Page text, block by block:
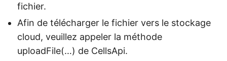
fichier.
Afin de télécharger le fichier vers le stockage
cloud, veuillez appeler la méthode
uploadFile(…) de CellsApi.